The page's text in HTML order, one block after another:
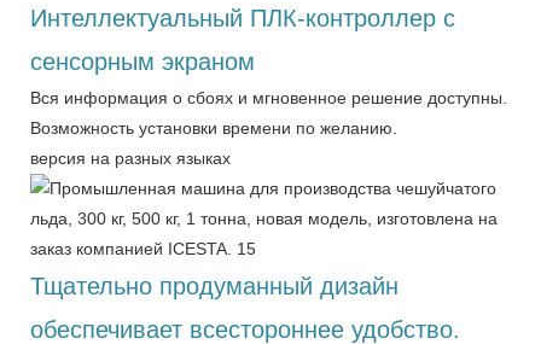
Интеллектуальный ПЛК-контроллер с
сенсорным экраном
Вся информация о сбоях и мгновенное решение доступны.
Возможность установки времени по желанию.
версия на разных языках
Тщательно продуманный дизайн
обеспечивает всестороннее удобство.